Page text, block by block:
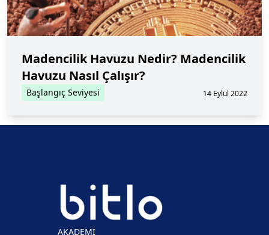
Madencilik Havuzu Nedir? Madencilik
Havuzu Nasıl Çalışır?
Başlangıç Seviyesi 14 Eylül 2022
AKADEMİ